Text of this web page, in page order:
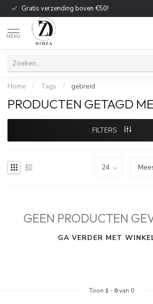
Gratis verzending boven €50!
MENU
Home / Tags / gebreid
PRODUCTEN GETAGD
FILTERS
GEEN PRODUCTEN
GA VERDER MET
Toon 1 - 0van 0